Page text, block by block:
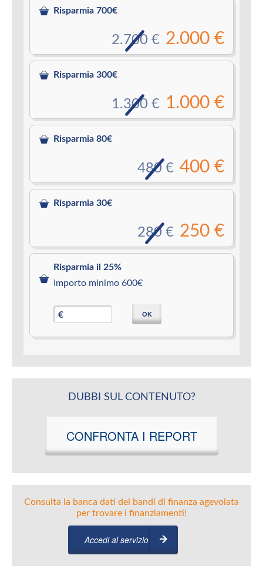
Risparmia 700€
2.000 €
2.700 €
Risparmia 300€
1.000 €
1.300 €
Risparmia 80€
400 €
480 €
Risparmia 30€
250 €
280 €
Risparmia il 25%
Importo minimo 600€
€ OK
DUBBI SUL CONTENUTO?
CONFRONTA I REPORT
Consulta la banca dati dei bandi di finanza agevolata
per trovare i finanziamenti!
Accedi al servizio